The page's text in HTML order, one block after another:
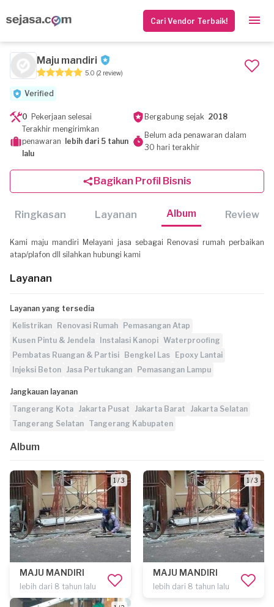
Cari Vendor Terbaik!
Maju mandiri
5.0 (2 review)
Verified
0 Pekerjaan selesai Bergabung sejak 2018
Terakhir mengirimkan
penawaran
lebih dari 5 tahun
lalu
Belum ada penawaran dalam
30 hari terakhir
Bagikan Profil Bisnis
Ringkasan Layanan Album Review
Kami maju mandiri Melayani jasa sebagai Renovasi rumah perbaikan
atap/plafon dll silahkan hubungi kami
Layanan
Layanan yang tersedia
Kelistrikan
Renovasi Rumah
Pemasangan Atap
Kusen Pintu & Jendela
Instalasi Kanopi Waterproofing
Pembatas Ruangan & Partisi
Bengkel Las
Epoxy Lantai
Injeksi Beton Jasa Pertukangan Pemasangan Lampu
Jangkauan layanan
Tangerang Kota Jakarta Pusat Jakarta Barat
Jakarta Selatan
Tangerang Selatan Tangerang Kabupaten
Album
1 / 3
MAJU MANDIRI
lebih dari 8 tahun lalu
1 / 3
MAJU MANDIRI
lebih dari 8 tahun lalu